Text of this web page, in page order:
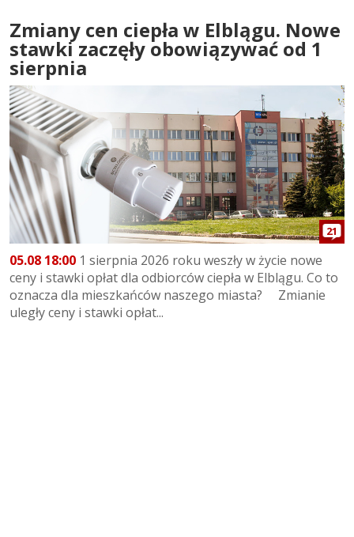
Zmiany cen ciepła w Elblągu. Nowe
stawki zaczęły obowiązywać od 1
sierpnia
21
05.08 18:00 1 sierpnia 2026 roku weszły w życie nowe
ceny i stawki opłat dla odbiorców ciepła w Elblągu. Co to
oznacza dla mieszkańców naszego miasta? Zmianie
uległy ceny i stawki opłat...